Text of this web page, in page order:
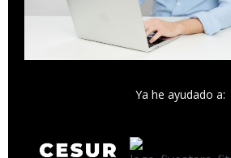
Ya he ayudado a: